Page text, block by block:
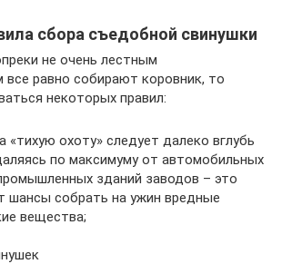
сбора съедобной свинушки
не очень лестным
все равно собирают коровник, то
некоторых правил:
«тихую охоту» следует далеко вглубь
по максимуму от автомобильных
зданий заводов – это
шансы собрать на ужин вредные
вещества;